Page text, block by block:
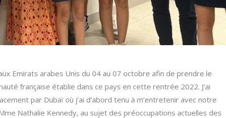
Emirats arabes Unis du 04 au 07 octobre afin de prendre le
française établie dans ce pays en cette rentrée 2022. J’ai
par Dubaï où j’ai d’abord tenu à m’entretenir avec notre
Nathalie Kennedy, au sujet des préoccupations actuelles des